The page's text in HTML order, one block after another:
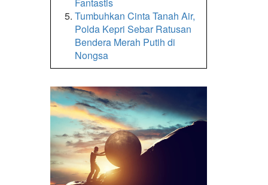
Tumbuhkan Cinta Tanah Air,
Polda Kepri Sebar Ratusan
Bendera Merah Putih di
Nongsa